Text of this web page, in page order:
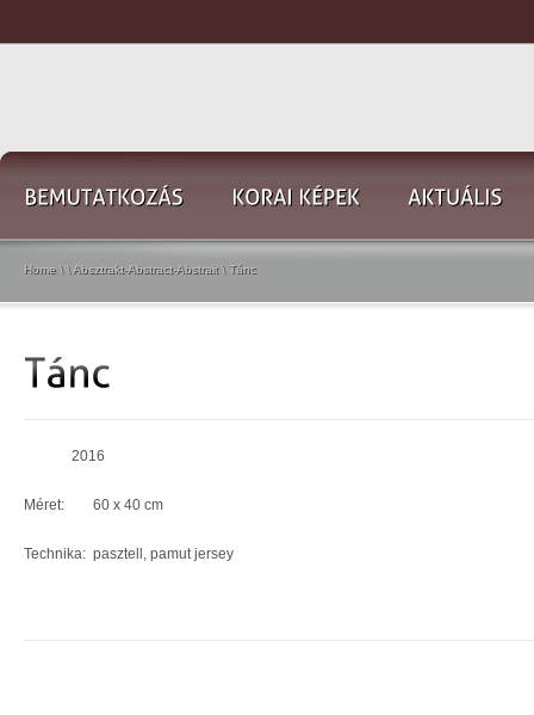
Home \ \ Absztrakt-Abstract-Abstrait\ Tánc
2016
Méret: 60 x 40 cm
Technika: pasztell, pamut jersey